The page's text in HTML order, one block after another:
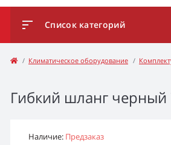
Список категорий
Климатическое оборудование
Гибкий шланг
Наличие: Предзаказ